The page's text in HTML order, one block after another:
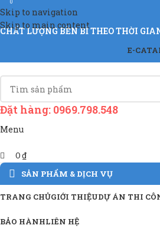
Skip to navigation
Skip to main content
CHẤT LƯỢNG BỀN BỈ THEO THỜI
E-
Đặt hàng: 0969.798.548
Menu
0
0₫
SẢN PHẨM & DỊCH VỤ
TRANG CHỦGIỚI THIỆUDỰ ÁN THI
BẢO HÀNHLIÊN HỆ